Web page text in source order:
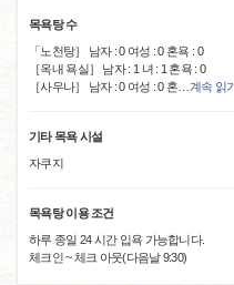
목욕탕 수
「노천탕］ 남자 : 0 여성 : 0 혼욕 : 0
［옥내 욕실］ 남자 : 1 녀 : 1 혼욕 : 0
［사우나］ 남자 : 0 여성 : 0 혼
계속 읽기
기타 목욕 시설
자쿠지
목욕탕 이용 조건
하루 종일 24 시간 입욕 가능합니다.
체크인 ~ 체크 아웃(다음날 9:30)